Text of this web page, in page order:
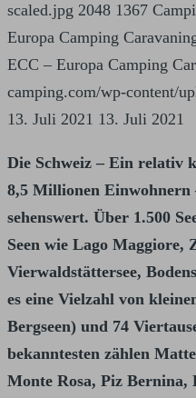
scaled.jpg 2048 1367
Europa Camping
ECC – Europa Camping
camping.com/wp-content/
13. Juli 2021 13. Juli 2021
Die Schweiz – Ein relativ
8,5 Millionen Einwohnern
sehenswert. Über 1.500
Seen wie Lago Maggiore,
Vierwaldstättersee,
es eine Vielzahl von
Bergseen) und 74
bekanntesten zählen
Monte Rosa, Piz Bernina,